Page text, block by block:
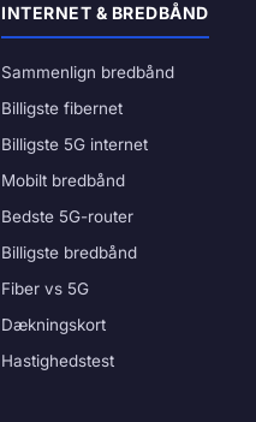
INTERNET & BREDBÅND
Sammenlign bredbånd
Billigste fibernet
Billigste 5G internet
Mobilt bredbånd
Bedste 5G-router
Billigste bredbånd
Fiber vs 5G
Dækningskort
Hastighedstest